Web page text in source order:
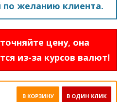
по желанию клиента.
цену, она
из-за курсов валют!
В ОДИН КЛИК
В КОРЗИНУ